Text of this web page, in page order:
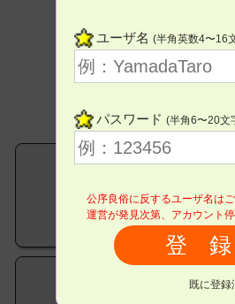
ユーザ名 (半角英数4〜16
パスワード (半角6〜20文
公序良俗に反するユーザ名はご
運営が発見次第、アカウント停
既に登